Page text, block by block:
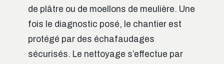
de plâtre ou de moellons de meulière. Une
fois le diagnostic posé, le chantier est
protégé par des échafaudages
sécurisés. Le nettoyage s’effectue par